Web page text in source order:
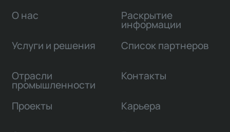
О нас
Услуги и решения
Отрасли
промышленности
Проекты
Раскрытие
информации
Список партнеров
Контакты
Карьера